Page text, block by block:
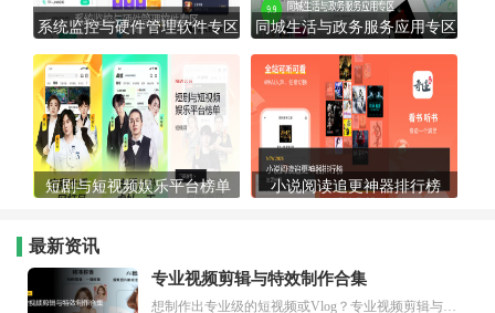
系统监控与硬件管理软件专区 同城生活与政务服务应用专区
短剧与短视频娱乐平台榜单 小说阅读追更神器排行榜
最新资讯
专业视频剪辑与特效制作合集
想制作出专业级的短视频或Vlog？专业视频剪辑与特效制作大全专题为你提供了从剪辑、抠像到特效包装的全套解决方案。无论是添加炫酷的片头、进行精准的视频抠图，还是制...